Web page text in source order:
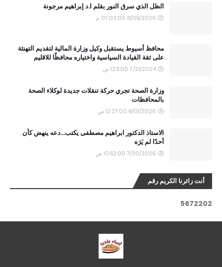
الظل الذي سرق النور بقلم ا.د إبراهيم مرجونة
8/05/2026 07:03:00 م
محافظ أسيوط يستقبل وكيل وزارة المالية لتقديم التهنئة
على ثقة القيادة السياسية واختياره محافظًا للاقليم
7/21/2024 12:11:00 ص
وزارة الصحة تجري حركة تنقلات جديدة لوكلاء الصحة
بالمحافظات
8/01/2026 12:27:00 ص
الاستاذ الدكتور ابراهيم مصطفى يكتب...دعه ينهض كأن
أحدًا لم يَرَه
7/30/2026 10:52:00 ص
أنت زائرنا الكريم رقم
5672202